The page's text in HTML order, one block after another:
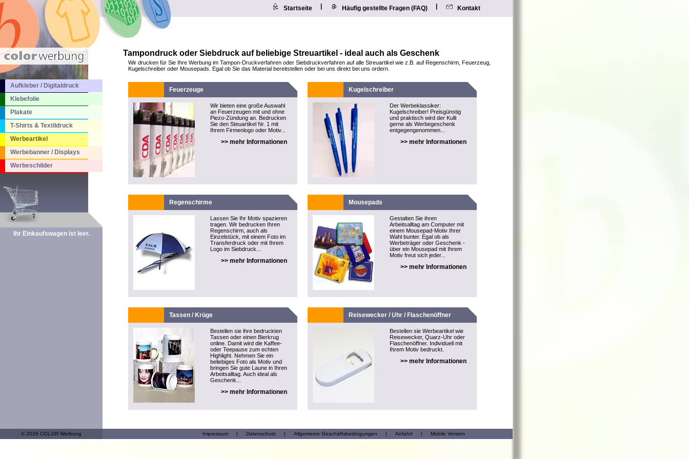
Startseite Häufig gestellte Fragen (FAQ) Kontakt
Aufkleber / Digitaldruck
Klebefolie
Plakate
T-Shirts & Textildruck
Werbeartikel
Werbebanner / Displays
Werbeschilder
Ihr Einkaufswagen ist leer.
Tampondruck oder Siebdruck auf beliebige Streuartikel - ideal auch als Geschenk
Wir drucken für Sie Ihre Werbung im Tampon-Druckverfahren oder Siebdruckverfahren auf alle Streuartikel wie z.B. auf Regenschirm, Feuerzeug,
Kugelschreiber oder Mousepads. Egal ob Sie das Material bereitstellen oder bei uns direkt bei uns ordern.
Feuerzeuge
Wir bieten eine große Auswahl
an Feuerzeugen mit und ohne
Piezo-Zündung an. Bedrucken
Sie den Steuartikel Nr. 1 mit
Ihrem Firmenlogo oder Motiv...
>> mehr Informationen
Kugelschreiber
Der Werbeklassiker:
Kugelschreiber! Preisgünstig
und praktisch wird der Kulli
gerne als Werbegeschenk
entgegengenommen...
>> mehr Informationen
Regenschirme
Lassen Sie Ihr Motiv spazieren
tragen. Wir bedrucken Ihren
Regenschirm, auch als
Einzelstück, mit einem Foto im
Transferdruck oder mit Ihrem
Logo im Siebdruck...
>> mehr Informationen
Mousepads
Gestalten Sie ihren
Arbeitsalltag am Computer mit
einem Mousepad-Motiv Ihrer
Wahl bunter. Egal ob als
Werbeträger oder Geschenk -
über ein Mousepad mit Ihrem
Motiv freut sich jeder...
>> mehr Informationen
Tassen / Krüge
Bestellen sie ihre bedruckten
Tassen oder einen Bierkrug
online. Damit wird die Kaffee-
oder Teepause zum echten
Highlight. Nehmen Sie ein
beliebiges Foto als Motiv und
bringen Sie gute Laune in Ihren
Arbeitsalltag. Auch ideal als
Geschenk...
>> mehr Informationen
Reisewecker / Uhr / Flaschenöffner
Bestellen sie Werbeartikel wie
Reisewecker, Quarz-Uhr oder
Flaschenöffner. Individuell mit
Ihrem Motiv bedruckt.
>> mehr Informationen
© 2026 COLOR Werbung Impressum | Datenschutz | Allgemeine Geschäftsbedingungen | Anfahrt | Mobile Version